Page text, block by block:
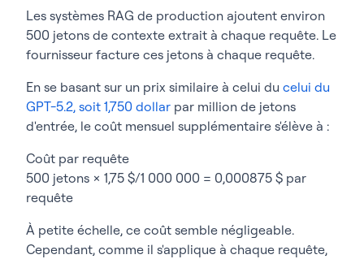
Les systèmes RAG de production ajoutent environ
500 jetons de contexte extrait à chaque requête. Le
fournisseur facture ces jetons à chaque requête.
En se basant sur un prix similaire à celui du celui du
GPT-5.2, soit 1,750 dollar par million de jetons
d'entrée, le coût mensuel supplémentaire s'élève à :
Coût par requête
500 jetons × 1,75 $/1 000 000 = 0,000875 $ par
requête
À petite échelle, ce coût semble négligeable.
Cependant, comme il s'applique à chaque requête,